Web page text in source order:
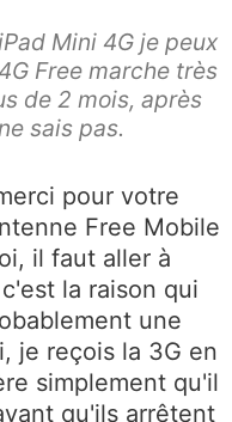
Mini 4G je peux
Free marche très
de 2 mois, après
sais pas.
pour votre
Free Mobile
il faut aller à
la raison qui
une
je reçois la 3G en
simplement qu'il
qu'ils arrêtent